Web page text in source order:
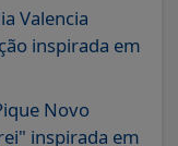
Valencia
inspirada em
Novo
inspirada em